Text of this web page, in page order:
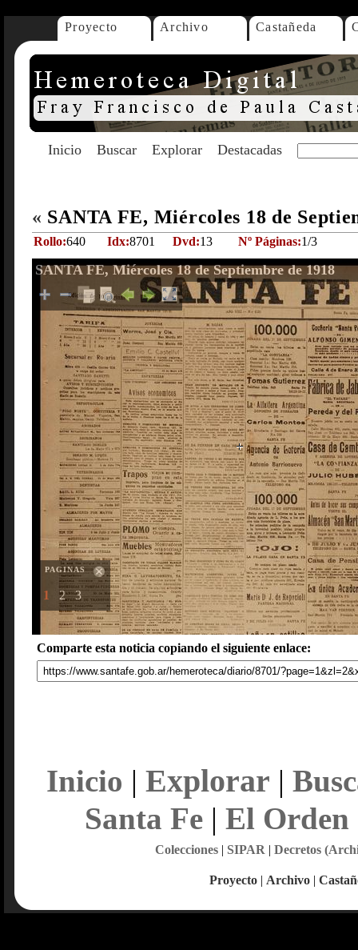
Proyecto Archivo Castañeda
Inicio Buscar Explorar Destacadas
« SANTA FE, Miércoles 18 de
Rollo:640 Idx:8701 Dvd:13 Nº Páginas:1/3
SANTA FE, Miércoles 18 de Septiembre de 1918
PAGINAS
1 2 3
Comparte esta noticia copiando el siguiente enlace:
Inicio | Explorar |
Santa Fe| El Orden
Colecciones| SIPAR | Decretos
Proyecto | Archivo |